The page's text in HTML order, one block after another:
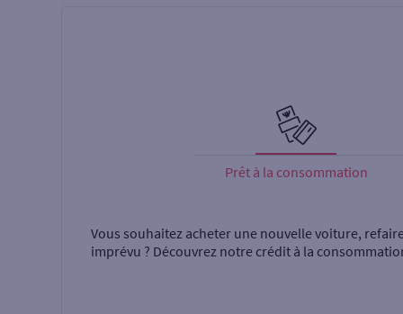
Prêt à la consommation
Vous souhaitez acheter une nouvelle voiture,
imprévu ? Découvrez notre crédit à la